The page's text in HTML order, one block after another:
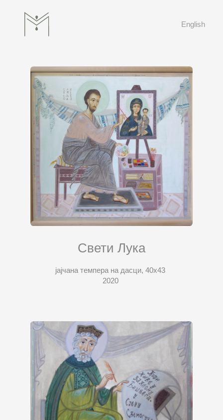
English
Свети Лука
јајчана темпера на дасци, 40х43
2020